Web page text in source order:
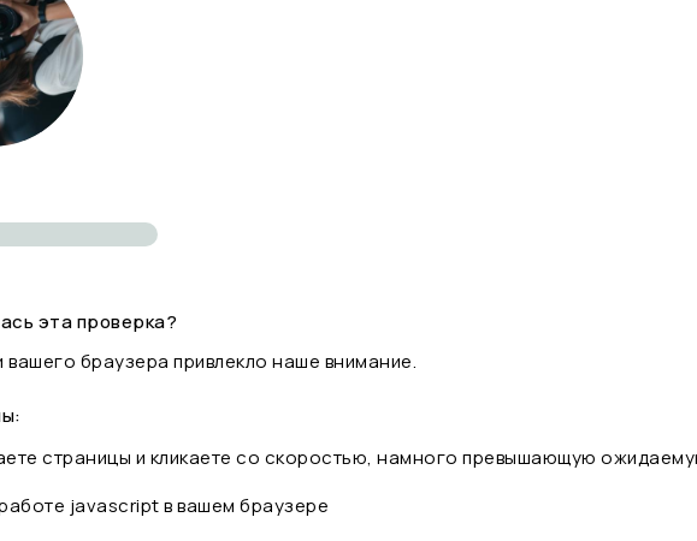
эта проверка?
вашего браузера привлекло наше внимание.
страницы и кликаете со скоростью, намного превышающую
javascript в вашем браузере